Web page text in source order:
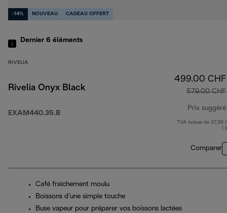
-14% NOUVEAU CADEAU OFFERT
Dernier 6 éléments
RIVELIA
Rivelia Onyx Black
EXAM440.35.B
499.00 CHF
579.00 CHF
Prix suggéré
TVA incluse de 37.39
(
Comparer
Café fraîchement moulu
Boissons d’une simple touche
Buse vapeur pour préparer vos boissons lactées